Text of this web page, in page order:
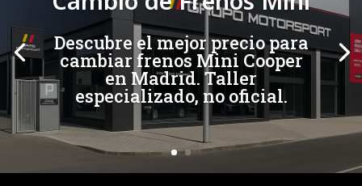
Descubre el mejor precio para
cambiar frenos Mini Cooper
en Madrid. Taller
especializado, no oficial.